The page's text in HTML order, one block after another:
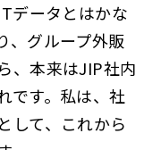
データとはかな
、グループ外販
、本来はJIP社内
です。私は、社
して、これから